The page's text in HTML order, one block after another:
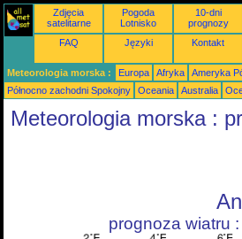
Zdjęcia
satelitarne
Pogoda
Lotnisko
10-dni
prognozy
FAQ Języki Kontakt
Meteorologia morska : Europa Afryka Ameryka
Północno zachodni Spokojny
Oceania Australia
Meteorologia morska :
prognoza wiatru